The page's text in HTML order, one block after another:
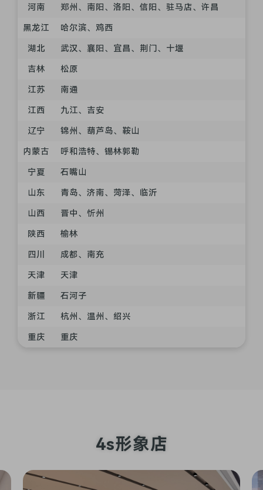
河南 郑州、南阳、洛阳、信阳、驻马店、许昌
黑龙江 哈尔滨、鸡西
湖北 武汉、襄阳、宜昌、荆门、十堰
吉林 松原
江苏 南通
江西 九江、吉安
辽宁 锦州、葫芦岛、鞍山
内蒙古 呼和浩特、锡林郭勒
宁夏 石嘴山
山东 青岛、济南、菏泽、临沂
山西 晋中、忻州
陕西 榆林
四川 成都、南充
天津 天津
新疆 石河子
浙江 杭州、温州、绍兴
重庆 重庆
4s形象店